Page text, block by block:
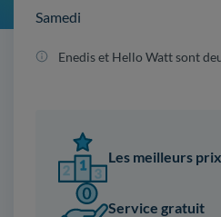
Samedi
Enedis et Hello Watt sont
Les meilleurs
Service gratuit